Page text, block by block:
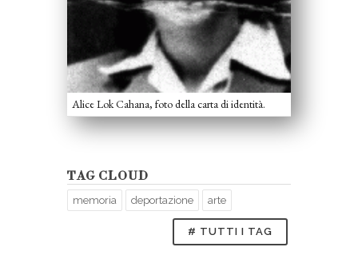
Alice Lok Cahana, foto della carta di identità.
TAG CLOUD
memoria deportazione arte
# TUTTI I TAG